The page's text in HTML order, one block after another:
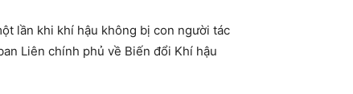
lần khi khí hậu không bị con người tác
Liên chính phủ về Biến đổi Khí hậu